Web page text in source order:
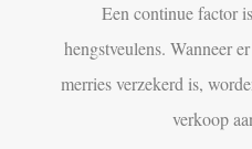
Een continue factor
hengstveulens. Wanneer
merries verzekerd is,
verkoop